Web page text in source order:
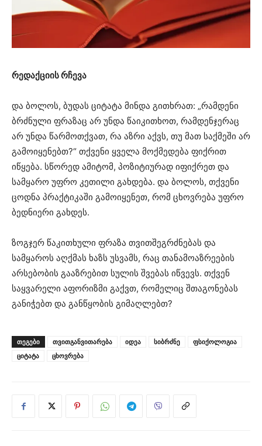
რედაქციის რჩევა
და ბოლოს, ბუდას ციტატა მინდა გითხრათ: „რამდენი
ბრძნული ფრაზაც არ უნდა წაიკითხოთ, რამდენჯერაც
არ უნდა წარმოთქვათ, რა აზრი აქვს, თუ მათ საქმეში არ
გამოიყენებთ?“ თქვენი ყველა მოქმედება ფიქრით
იწყება. სწორედ ამიტომ, პოზიტიურად იფიქრეთ და
სამყარო უფრო კეთილი გახდება. და ბოლოს, თქვენი
ცოდნა პრაქტიკაში გამოიყენეთ, რომ ცხოვრება უფრო
ბედნიერი გახდეს.
ზოგჯერ წაკითხული ფრაზა თვითშეგრძნებას და
სამყაროს აღქმას ხაზს უსვამს, რაც თანამოაზრეების
არსებობის გააზრებით სულის შვებას იწვევს. თქვენ
საყვარელი აფორიზმი გაქვთ, რომელიც შთაგონებას
განიჭებთ და განწყობის გიმაღლებთ?
ᲗᲔᲒᲔᲑᲘ თვითგანვითარება იდეა სიბრძნე
ფსიქოლოგია
ციტატა
ცხოვრება